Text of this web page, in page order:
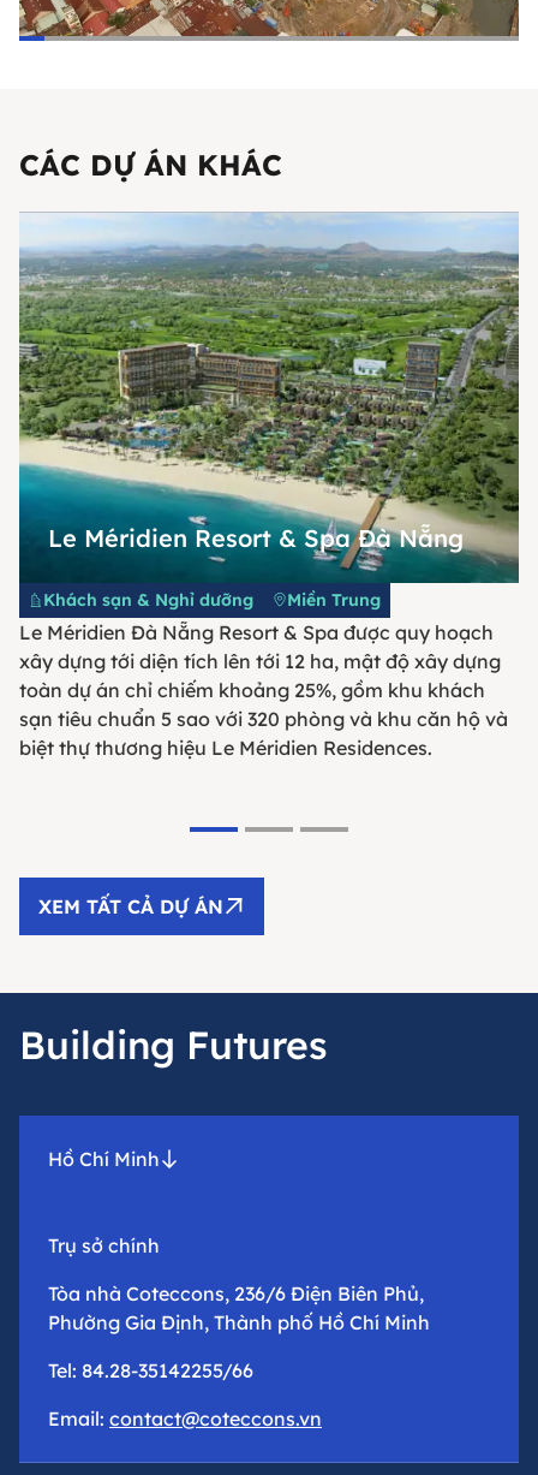
CÁC DỰ ÁN KHÁC
Le Méridien Resort & Spa Đà Nẵng
Khách sạn & Nghỉ dưỡng Miền Trung
Le Méridien Đà Nẵng Resort & Spa được quy hoạch
xây dựng tới diện tích lên tới 12 ha, mật độ xây dựng
toàn dự án chỉ chiếm khoảng 25%, gồm khu khách
sạn tiêu chuẩn 5 sao với 320 phòng và khu căn hộ và
biệt thự thương hiệu Le Méridien Residences.
XEM TẤT CẢ DỰ ÁN
Building Futures
Hồ Chí Minh
Trụ sở chính
Tòa nhà Coteccons, 236/6 Điện Biên Phủ,
Phường Gia Định, Thành phố Hồ Chí Minh
Tel: 84.28-35142255/66
Email: contact@coteccons.vn